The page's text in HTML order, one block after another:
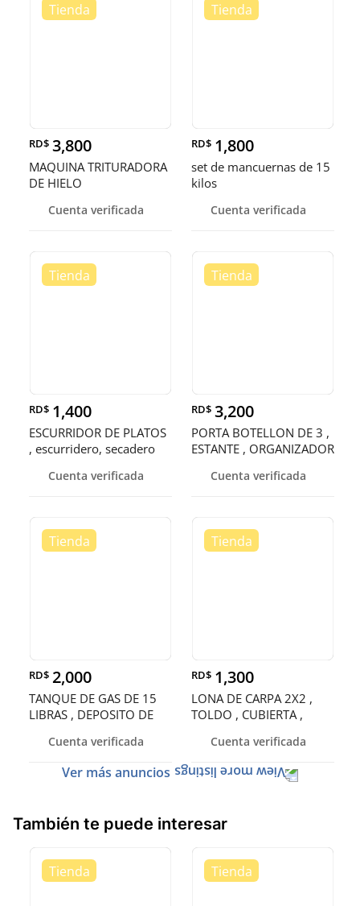
RD$ 3,800
MAQUINA TRITURADORA
DE HIELO
Cuenta verificada
RD$ 1,800
set de mancuernas de 15
kilos
Cuenta verificada
RD$ 1,400
ESCURRIDOR DE PLATOS
, escurridero, secadero
Cuenta verificada
RD$ 3,200
PORTA BOTELLON DE 3 ,
ESTANTE , ORGANIZADOR
Cuenta verificada
RD$ 2,000
TANQUE DE GAS DE 15
LIBRAS , DEPOSITO DE
Cuenta verificada
RD$ 1,300
LONA DE CARPA 2X2 ,
TOLDO , CUBIERTA ,
Cuenta verificada
Ver más anuncios
También te puede interesar